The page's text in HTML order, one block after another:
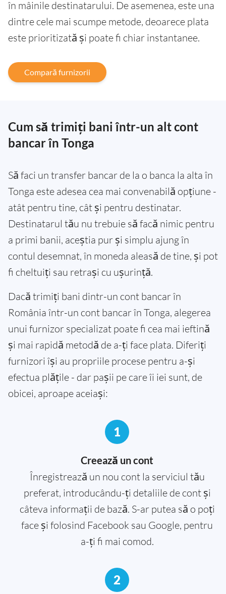
în mâinile destinatarului. De asemenea, este una
dintre cele mai scumpe metode, deoarece plata
este prioritizată și poate fi chiar instantanee.
Compară furnizorii
Cum să trimiți bani într-un alt cont
bancar în Tonga
Să faci un transfer bancar de la o banca la alta în
Tonga este adesea cea mai convenabilă opțiune -
atât pentru tine, cât și pentru destinatar.
Destinatarul tău nu trebuie să facă nimic pentru
a primi banii, aceștia pur și simplu ajung în
contul desemnat, în moneda aleasă de tine, și pot
fi cheltuiți sau retrași cu ușurință.
Dacă trimiți bani dintr-un cont bancar în
România într-un cont bancar în Tonga, alegerea
unui furnizor specializat poate fi cea mai ieftină
și mai rapidă metodă de a-ți face plata. Diferiți
furnizori își au propriile procese pentru a-și
efectua plățile - dar pașii pe care îi iei sunt, de
obicei, aproape aceiași:
1
Creează un cont
Înregistrează un nou cont la serviciul tău
preferat, introducându-ți detaliile de cont și
câteva informații de bază. S-ar putea să o poți
face și folosind Facebook sau Google, pentru
a-ți fi mai comod.
2